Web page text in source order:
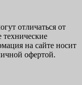
отличаться от
технические
на сайте носит
офертой.